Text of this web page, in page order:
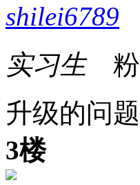
shilei6789
实习生粉
升级的问
3楼